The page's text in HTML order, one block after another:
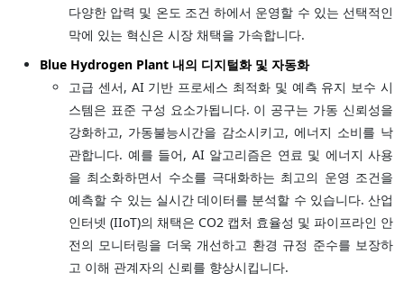
다양한 압력 및 온도 조건 하에서 운영할 수 있는 선택적인
막에 있는 혁신은 시장 채택을 가속합니다.
Blue Hydrogen Plant 내의 디지털화 및 자동화
고급 센서, AI 기반 프로세스 최적화 및 예측 유지 보수 시
스템은 표준 구성 요소가됩니다. 이 공구는 가동 신뢰성을
강화하고, 가동불능시간을 감소시키고, 에너지 소비를 낙
관합니다. 예를 들어, AI 알고리즘은 연료 및 에너지 사용
을 최소화하면서 수소를 극대화하는 최고의 운영 조건을
예측할 수 있는 실시간 데이터를 분석할 수 있습니다. 산업
인터넷 (IIoT)의 채택은 CO2 캡처 효율성 및 파이프라인 안
전의 모니터링을 더욱 개선하고 환경 규정 준수를 보장하
고 이해 관계자의 신뢰를 향상시킵니다.